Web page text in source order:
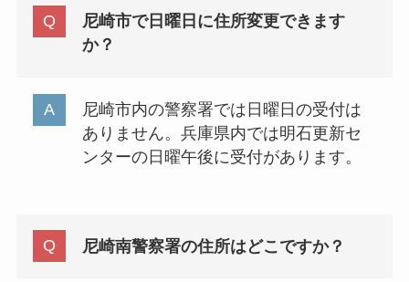
尼崎市で日曜日に住所変更できます
か？
尼崎市内の警察署では日曜日の受付は
ありません。兵庫県内では明石更新セ
ンターの日曜午後に受付があります。
尼崎南警察署の住所はどこですか？